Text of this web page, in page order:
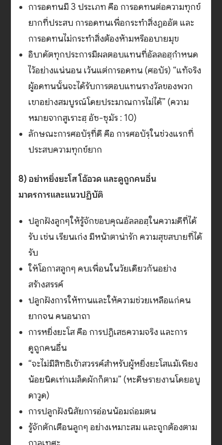
การอดทนมี 3 ประเภท คือ การอดทนต่อความทุกข์
ยากที่ประสบ การอดทนเพื่อกระทำสิ่งฏออัต และ
การอดทนไม่กระทำสิ่งต้องห้ามหรืออบายมุข
อิบาดัตทุกประการมีผลตอบแทนที่อัลลอฮฺกำหนด
ไว้อย่างแน่นอน เว้นแต่การอดทน (ศอบัร) “แท้จริง
ผู้อดทนนั้นจะได้รับการตอบแทนรางวัลของพวก
เขาอย่างสมบูรณ์โดยประมาณการไม่ได้” (ความ
หมายจากสูเราะฮฺ อัซ-ซุมัร : 10)
ลักษณะการศอบัรฺที่ดี คือ การศอบัรฺในช่วงแรกที่
ประสบความทุกข์ยาก
8) อย่าหยิ่งยะโส โอ้อวด และดูถูกคนอื่น
มาตรการและแนวปฏิบัติ
ปลูกฝังลูกๆให้รู้จักขอบคุณอัลลอฮฺในความดีที่ได้
รับ เช่น เรียนเก่ง มีหน้าตาน่ารัก ความสุขสบายที่ได้
รับ
ให้โอกาสลูกๆ คบเพื่อนในวัยเดียวกันอย่าง
สร้างสรรค์
ปลูกฝังการให้ทานและให้ความช่วยเหลือแก่คน
ยากจน คนอนาถา
การหยิ่งยะโส คือ การปฏิเสธความจริง และการ
ดูถูกคนอื่น
“จะไม่มีสิทธิเข้าสวรรค์สำหรับผู้หยิ่งยะโสแม้เพียง
น้อยนิดเท่าเมล็ดผักก็ตาม” (หะดีษรายงานโดยอบู
ดาวูด)
การปลูกฝังนิสัยการอ่อนน้อมถ่อมตน
รู้จักตักเตือนลูกๆ อย่างเหมาะสม และถูกต้องตาม